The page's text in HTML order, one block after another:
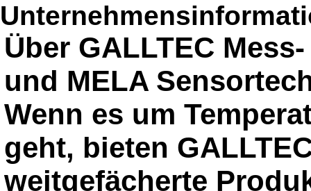
Über GALLTEC
und MELA
Wenn es um
geht, bieten
weitgefächerte